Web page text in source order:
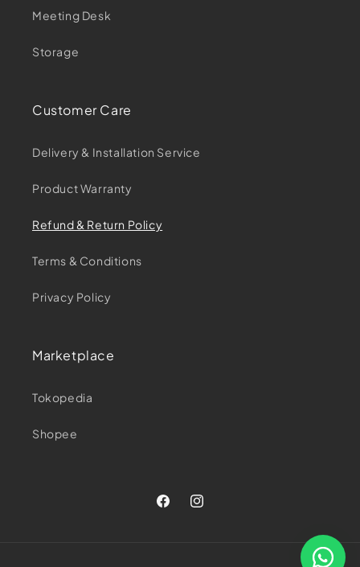
Meeting Desk
Storage
Customer Care
Delivery & Installation Service
Product Warranty
Refund & Return Policy
Terms & Conditions
Privacy Policy
Marketplace
Tokopedia
Shopee
FacebookInstagram